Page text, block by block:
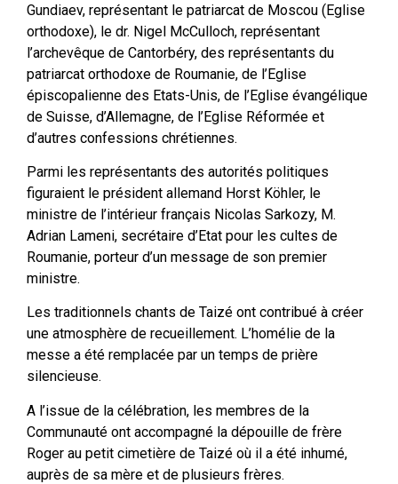
Gundiaev, représentant le patriarcat de Moscou (Eglise
orthodoxe), le dr. Nigel McCulloch, représentant
l’archevêque de Cantorbéry, des représentants du
patriarcat orthodoxe de Roumanie, de l’Eglise
épiscopalienne des Etats-Unis, de l’Eglise évangélique
de Suisse, d’Allemagne, de l’Eglise Réformée et
d’autres confessions chrétiennes.
Parmi les représentants des autorités politiques
figuraient le président allemand Horst Köhler, le
ministre de l’intérieur français Nicolas Sarkozy, M.
Adrian Lameni, secrétaire d’Etat pour les cultes de
Roumanie, porteur d’un message de son premier
ministre.
Les traditionnels chants de Taizé ont contribué à créer
une atmosphère de recueillement. L’homélie de la
messe a été remplacée par un temps de prière
silencieuse.
A l’issue de la célébration, les membres de la
Communauté ont accompagné la dépouille de frère
Roger au petit cimetière de Taizé où il a été inhumé,
auprès de sa mère et de plusieurs frères.